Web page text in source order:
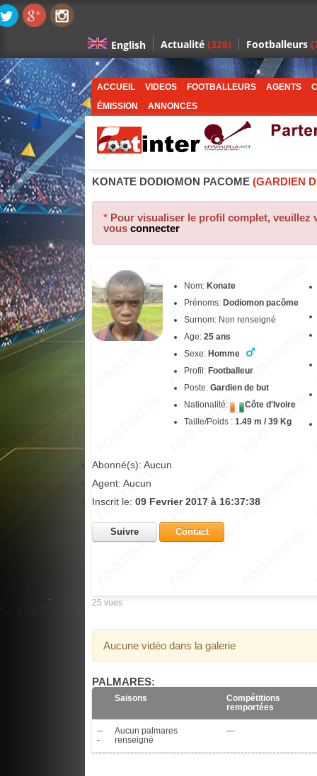
English Actualité (328) Footballeurs
ACCUEIL VIDEOS FOOTBALLEURS AGENTS
ÉMISSION
ANNONCES
KONATE DODIOMON PACOME (GARDIEN
* Pour visualiser le profil complet, veuillez
vous connecter
Nom: Konate
Prénoms: Dodiomon pacôme
Surnom: Non renseigné
Age: 25 ans
Sexe: Homme
Profil: Footballeur
Poste: Gardien de but
Nationalité:
Côte d'Ivoire
Taille/Poids : 1.49 m / 39 Kg
Abonné(s): Aucun
Agent: Aucun
Inscrit le: 09 Fevrier 2017 à 16:37:38
Suivre Contact
25 vues
Aucune vidéo dans la galerie
PALMARES:
Saisons
Compétitions
remportées
--
-
Aucun palmares
renseigné
---